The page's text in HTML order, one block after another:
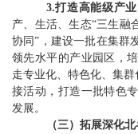
3.打造高能级产业
产、生活、生态“三生融
协同” ，建设一批在集群
领先水平的产业园区，
走专业化、特色化、集
接活动，打造一批特色
发展。
（三） 拓展深化北